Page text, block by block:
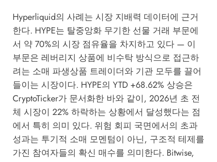
Hyperliquid의 사례는 시장 지배력 데이터에 근거
한다. HYPE는 탈중앙화 무기한 선물 거래 부문에
서 약 70%의 시장 점유율을 차지하고 있다 — 이
부문은 레버리지 상품에 비수탁 방식으로 접근하
려는 소매 파생상품 트레이더와 기관 모두를 끌어
들이는 시장이다. HYPE의 YTD +68.62% 상승은
CryptoTicker가 문서화한 바와 같이, 2026년 초 전
체 시장이 22% 하락하는 상황에서 달성했다는 점
에서 특히 의미 있다. 위험 회피 국면에서의 초과
성과는 투기적 소매 모멘텀이 아닌, 구조적 테제를
가진 참여자들의 확신 매수를 의미한다. Bitwise,